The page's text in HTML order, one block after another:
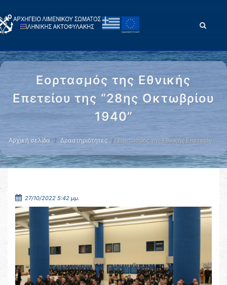
Εορτασμός της Εθνικής
Επετείου της “28ης Οκτωβρίου
1940”
Αρχική σελίδα Δραστηριότητες Εορτασμός της Εθνικής Επετείου …
27/10/2022 5:42 μμ.